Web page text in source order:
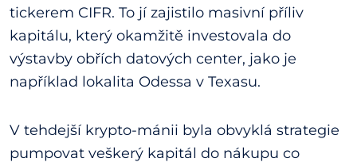
tickerem CIFR. To jí zajistilo masivní příliv
kapitálu, který okamžitě investovala do
výstavby obřích datových center, jako je
například lokalita Odessa v Texasu.
V tehdejší krypto-mánii byla obvyklá strategie
pumpovat veškerý kapitál do nákupu co